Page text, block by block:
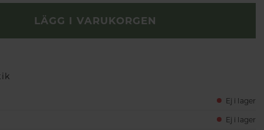
LÄGG I VARUKORGEN
Ej i lager
Ej i lager